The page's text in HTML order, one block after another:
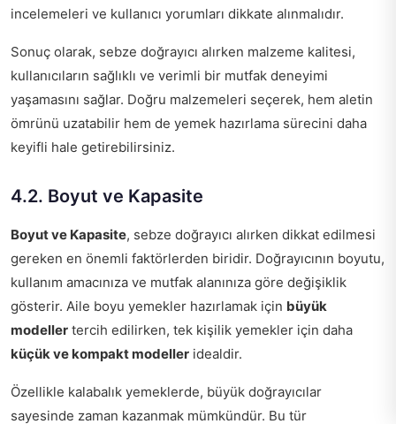
incelemeleri ve kullanıcı yorumları dikkate alınmalıdır.
Sonuç olarak, sebze doğrayıcı alırken malzeme kalitesi,
kullanıcıların sağlıklı ve verimli bir mutfak deneyimi
yaşamasını sağlar. Doğru malzemeleri seçerek, hem aletin
ömrünü uzatabilir hem de yemek hazırlama sürecini daha
keyifli hale getirebilirsiniz.
4.2. Boyut ve Kapasite
Boyut ve Kapasite, sebze doğrayıcı alırken dikkat edilmesi
gereken en önemli faktörlerden biridir. Doğrayıcının boyutu,
kullanım amacınıza ve mutfak alanınıza göre değişiklik
gösterir. Aile boyu yemekler hazırlamak için büyük
modeller tercih edilirken, tek kişilik yemekler için daha
küçük ve kompakt modeller idealdir.
Özellikle kalabalık yemeklerde, büyük doğrayıcılar
sayesinde zaman kazanmak mümkündür. Bu tür